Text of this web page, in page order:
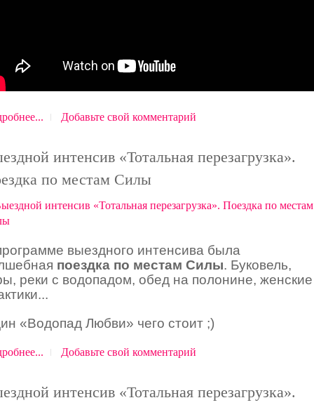
Добавьте свой комментарий
интенсив «Тотальная перезагрузка».
по местам Силы
выездного интенсива была
поездка по местам Силы. Буковель,
реки с водопадом, обед на полонине, женские
«Водопад Любви» чего стоит ;)
Добавьте свой комментарий
интенсив «Тотальная перезагрузка».